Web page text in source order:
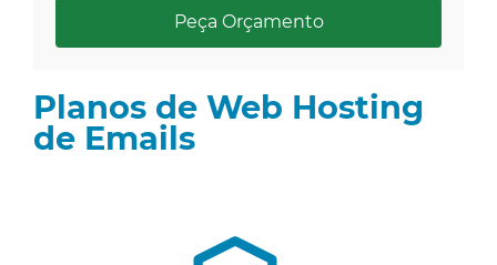
Peça Orçamento
Planos de Web Hosting
de Emails